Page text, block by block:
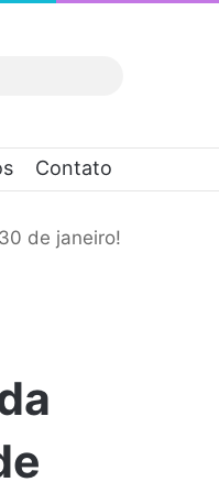
Contato
de janeiro!